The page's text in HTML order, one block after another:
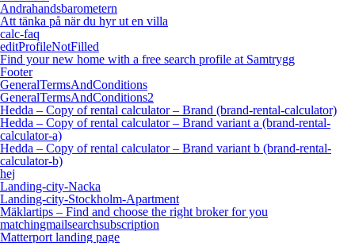
Andrahandsbarometern
Att tänka på när du hyr ut en villa
calc-faq
editProfileNotFilled
Find your new home with a free search profile at Samtrygg
Footer
GeneralTermsAndConditions
GeneralTermsAndConditions2
Hedda – Copy of rental calculator – Brand (brand-rental-calculator)
Hedda – Copy of rental calculator – Brand variant a (brand-rental-
calculator-a)
Hedda – Copy of rental calculator – Brand variant b (brand-rental-
calculator-b)
hej
Landing-city-Nacka
Landing-city-Stockholm-Apartment
Mäklartips – Find and choose the right broker for you
matchingmailsearchsubscription
Matterport landing page